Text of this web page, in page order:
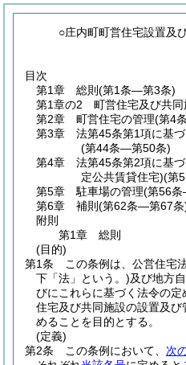
○庄内町町営住宅設置及
目次
第1章
総則 (第1条―第3条)
第1章の2
町営住宅及び共
第2章
町営住宅の管理(第4
第3章
法第45条第1項に基
(第44条―第50条)
第4章
法第45条第2項に基
定公共賃貸住宅)(第
第5章
駐車場の管理(第56
第6章
補則 (第62条―第67条
附則
第1章
総則
(目的)
第1条
この条例は、公営住宅
下「法」という。)及び地方
びにこれらに基づく法令の
住宅及び共同施設の設置及
めることを目的とする。
(定義)
第2条
この条例において、 次